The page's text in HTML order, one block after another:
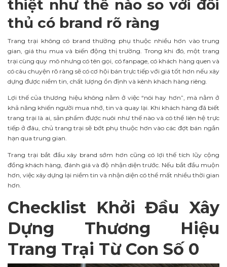
thiệt như thế nào so với đối
thủ có brand rõ ràng
Trang trại không có brand thường phụ thuộc nhiều hơn vào trung
gian, giá thu mua và biến động thị trường. Trong khi đó, một trang
trại cùng quy mô nhưng có tên gọi, có fanpage, có khách hàng quen và
có câu chuyện rõ ràng sẽ có cơ hội bán trực tiếp với giá tốt hơn nếu xây
dựng được niềm tin, chất lượng ổn định và kênh khách hàng riêng.
Lợi thế của thương hiệu không nằm ở việc “nói hay hơn”, mà nằm ở
khả năng khiến người mua nhớ, tin và quay lại. Khi khách hàng đã biết
trang trại là ai, sản phẩm được nuôi như thế nào và có thể liên hệ trực
tiếp ở đâu, chủ trang trại sẽ bớt phụ thuộc hơn vào các đợt bán ngắn
hạn qua trung gian.
Trang trại bắt đầu xây brand sớm hơn cũng có lợi thế tích lũy cộng
đồng khách hàng, đánh giá và độ nhận diện trước. Nếu bắt đầu muộn
hơn, việc xây dựng lại niềm tin và nhận diện có thể mất nhiều thời gian
hơn.
Checklist Khởi Đầu Xây
Dựng Thương Hiệu
Trang Trại Từ Con Số 0